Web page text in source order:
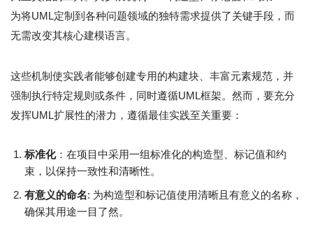
为将UML定制到各种问题领域的独特需求提供了关键手段，而
无需改变其核心建模语言。
这些机制使实践者能够创建专用的构建块、丰富元素规范，并
强制执行特定规则或条件，同时遵循UML框架。然而，要充分
发挥UML扩展性的潜力，遵循最佳实践至关重要：
标准化：在项目中采用一组标准化的构造型、标记值和约
束，以保持一致性和清晰性。
有意义的命名: 为构造型和标记值使用清晰且有意义的名称，
确保其用途一目了然。